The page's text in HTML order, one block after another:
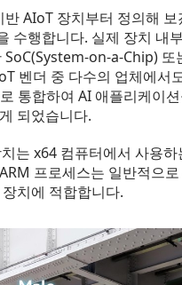
반 AIoT 장치부터 정의해
수행합니다. 실제 장치 내
SoC(System-on-a-Chip)
벤더 중 다수의 업체에서
통합하여 AI 애플리케이
되었습니다.
는 x64 컴퓨터에서 사용
프로세스는 일반적으
치에 적합합니다.